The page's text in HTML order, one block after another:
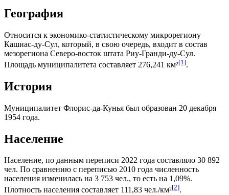
География
Относится к экономико-статистическому микрорегиону
Кашиас-ду-Сул, который, в свою очередь, входит в состав
мезорегиона Северо-восток штата Риу-Гранди-ду-Сул.
Площадь муниципалитета составляет 276,241 км²[1].
История
Муниципалитет Флорис-да-Кунья был образован 20 декабря
1954 года.
Население
Население, по данным переписи 2022 года составляло 30 892
чел. По сравнению с переписью 2010 года численность
населения изменилась на 3 753 чел., то есть на 1,09%.
Плотность населения составляет 111,83 чел./км²[2].